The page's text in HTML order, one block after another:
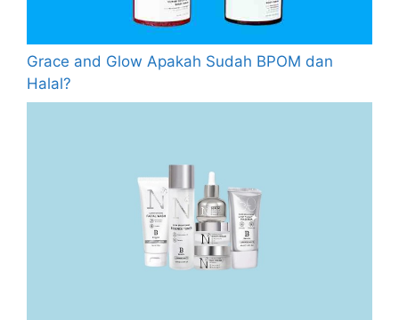
Grace and Glow Apakah Sudah BPOM dan
Halal?